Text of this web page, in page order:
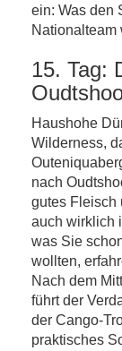
ein: Was den
Nationalteam
15. Tag:
Haushohe
Wilderness,
nach
gutes Fleisch
auch wirklich
was Sie
wollten,
Nach dem
führt der
der Cango-
praktisches